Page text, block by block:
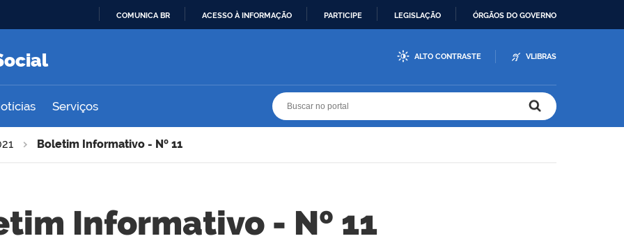
COMUNICA BR ACESSO À INFORMAÇÃO PARTICIPE LEGISLAÇÃO ÓRGÃOS DO GOVERNO
ALTO CONTRASTE VLIBRAS
Serviços
Boletim Informativo - Nº 11
Informativo - Nº 11